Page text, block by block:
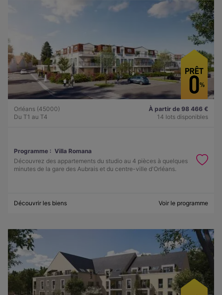
Orléans (45000)
Du T1 au T4
À partir de 98 466 €
14 lots disponibles
Programme : Villa Romana
Découvrez des appartements du studio au 4 pièces à quelques
minutes de la gare des Aubrais et du centre-ville d'Orléans.
Découvrir les biens Voir le programme